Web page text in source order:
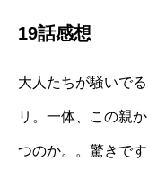
19話感想
大人たちが騒いで
リ。一体、この親
つのか。。驚きです